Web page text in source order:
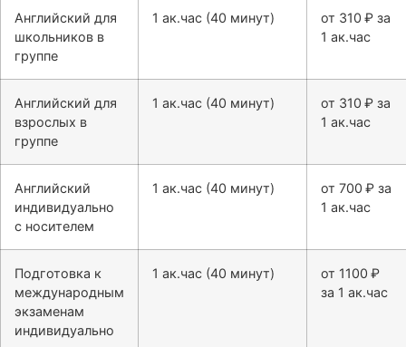
Английский для
школьников в
группе
1 ак.час (40 минут)
от 310 ₽ за
1 ак.час
Английский для
взрослых в
группе
1 ак.час (40 минут)
от 310 ₽ за
1 ак.час
Английский
индивидуально
с носителем
1 ак.час (40 минут)
от 700 ₽ за
1 ак.час
Подготовка к
международным
экзаменам
индивидуально
1 ак.час (40 минут)
от 1100 ₽
за 1 ак.час